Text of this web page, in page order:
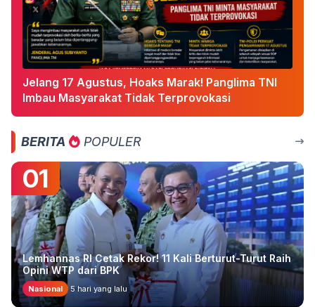
Jelang 17 Agustus, Hoaks Marak! Panglima TNI
Imbau Masyarakat Tidak Terprovokasi
BERITA POPULER
01
Lemhannas RI Cetak Rekor! 11 Kali Berturut-Turut Raih
Opini WTP dari BPK
Nasional 5 hari yang lalu